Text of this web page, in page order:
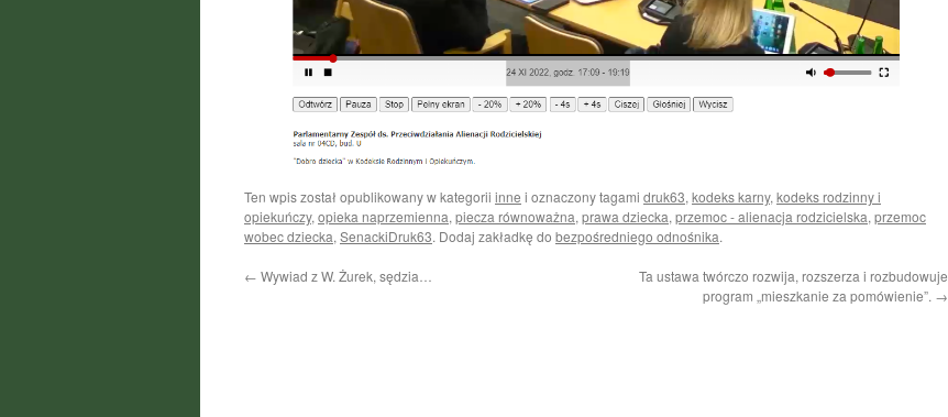
Ten wpis został opublikowany w kategorii inne i oznaczony tagami druk63, kodeks karny, kodeks rodzinny i
opiekuńczy, opieka naprzemienna, piecza równoważna, prawa dziecka, przemoc - alienacja rodzicielska, przemoc
wobec dziecka, SenackiDruk63. Dodaj zakładkę do bezpośredniego odnośnika.
← Wywiad z W. Żurek, sędzia…
Ta ustawa twórczo rozwija, rozszerza i rozbudowuje
program „mieszkanie za pomówienie”. →